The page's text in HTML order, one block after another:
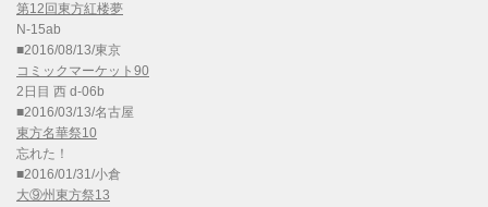
第12回東方紅楼夢
N-15ab
■2016/08/13/東京
コミックマーケット90
2日目 西 d-06b
■2016/03/13/名古屋
東方名華祭10
忘れた！
■2016/01/31/小倉
大⑨州東方祭13